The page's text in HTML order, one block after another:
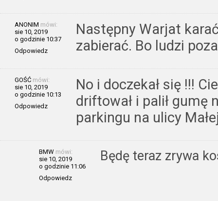
ANONIM mówi:
sie 10, 2019
o godzinie 10:37
Odpowiedz
Następny Warjat
zabierać. Bo ludzi
GOŚĆ mówi:
sie 10, 2019
o godzinie 10:13
Odpowiedz
No i doczekał się !!!
driftował i palił gumę
parkingu na ulicy
BMW mówi:
sie 10, 2019
o godzinie 11:06
Odpowiedz
Będę teraz zrywa